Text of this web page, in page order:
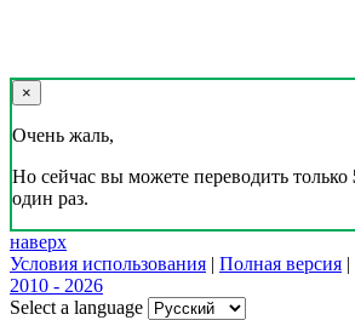
×
Очень жаль,
Но сейчас вы можете переводить только
один раз.
наверх
Условия использования | Полная версия |
2010 - 2026
Select a language